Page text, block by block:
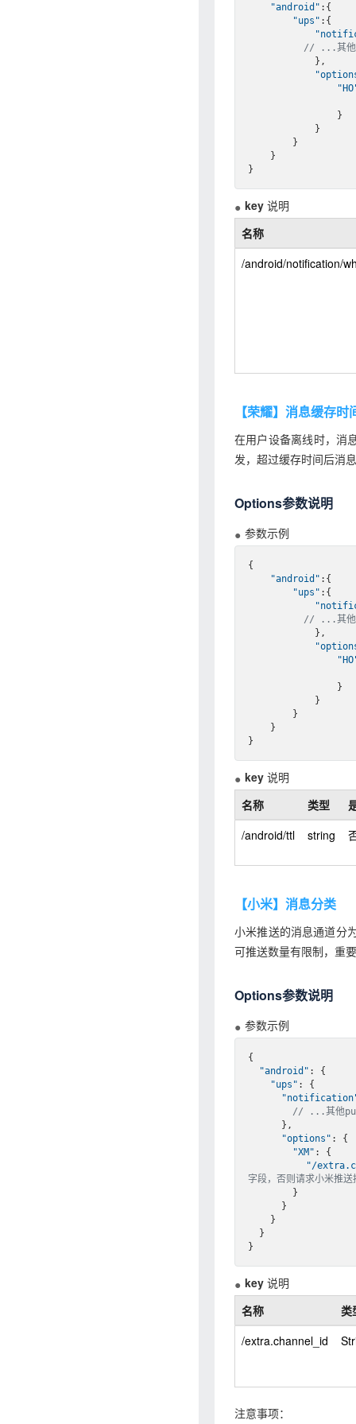
"android" :{
"ups" :{
// ...其他
key 说明
名称
/android/notification/
【荣耀】消息缓存时
在用户设备离线时，消
发，超过缓存时间后消
Options参数说明
参数示例
{
"android" :{
"ups" :{
// ...其他
key 说明
名称
类型
/android/ttl
string
【小米】消息分类
小米推送的消息通道分
可推送数量有限制，重
Options参数说明
参数示例
{
"android" : {
"ups" : {
// ...其他
"options" : {
"XM" : {
"/
字段，否则请求小米推送
key 说明
名称
类
/extra.channel_id
注意事项：